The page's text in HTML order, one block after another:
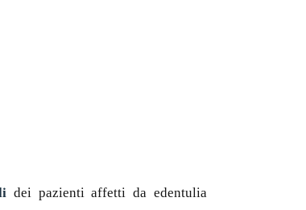
dei pazienti affetti da edentulia